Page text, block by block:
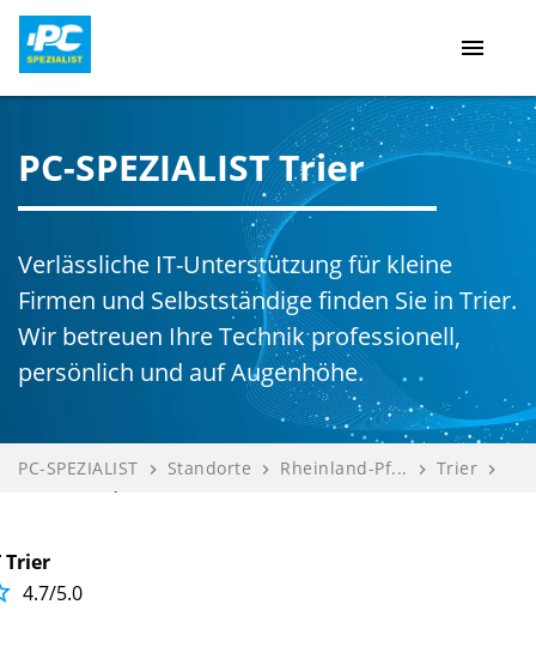
menu
PC-SPEZIALIST Trier
Verlässliche IT-Unterstützung für kleine
Firmen und Selbstständige finden Sie in Trier.
Wir betreuen Ihre Technik professionell,
persönlich und auf Augenhöhe.
PC-SPEZIALIST navigate_next Standorte navigate_next Rheinland-Pf... navigate_next Trier navigate_next
TRIDAT GmbH
Trier
4.7/5.0